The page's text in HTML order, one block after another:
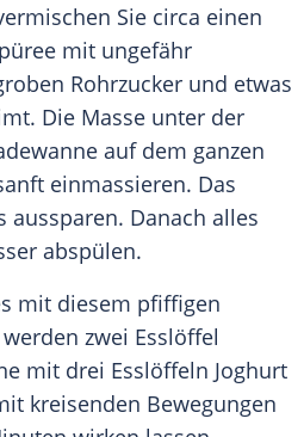
Sie circa einen
mit ungefähr
Rohrzucker und etwas
Die Masse unter der
auf dem ganzen
einmassieren. Das
aussparen. Danach alles
abspülen.
mit diesem pfiffigen
zwei Esslöffel
mit drei Esslöffeln Joghurt
kreisenden Bewegungen